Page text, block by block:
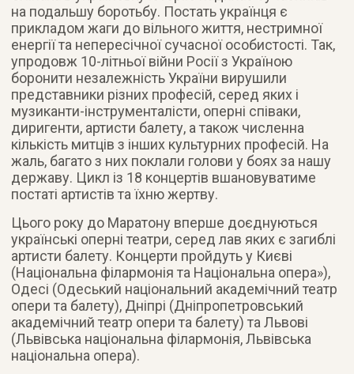
на подальшу боротьбу. Постать українця є
прикладом жаги до вільного життя, нестримної
енергії та непересічної сучасної особистості. Так,
упродовж 10-літньої війни Росії з Україною
боронити незалежність України вирушили
представники різних професій, серед яких і
музиканти-інструменталісти, оперні співаки,
диригенти, артисти балету, а також численна
кількість митців з інших культурних професій. На
жаль, багато з них поклали голови у боях за нашу
державу. Цикл із 18 концертів вшановуватиме
постаті артистів та їхню жертву.
Цього року до Маратону вперше доєднуються
українські оперні театри, серед лав яких є загиблі
артисти балету. Концерти пройдуть у Києві
(Національна філармонія та Національна опера»),
Одесі (Одеський національний академічний театр
опери та балету), Дніпрі (Дніпропетровський
академічний театр опери та балету) та Львові
(Львівська національна філармонія, Львівська
національна опера).